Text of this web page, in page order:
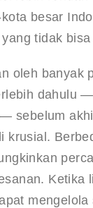
besar
tidak
oleh
dahulu
sebelum
krusial.